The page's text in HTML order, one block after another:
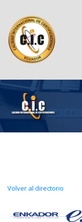
Volver al directorio